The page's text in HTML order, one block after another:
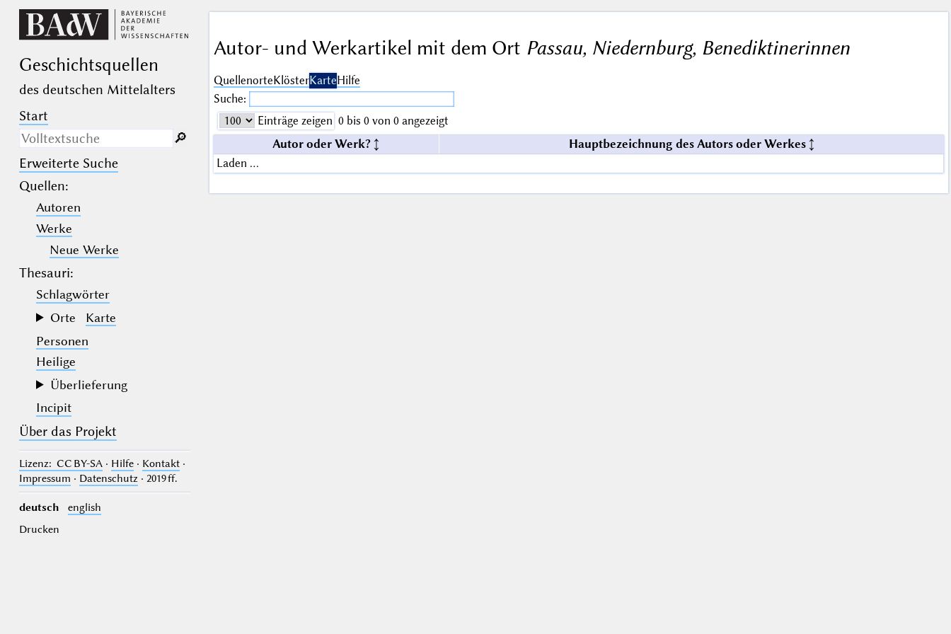
Geschichts­quellen
des deutschen Mittelalters
Start
Nur in Beschreibungs­texten
suchen
(der Unterstrich) ist Platzhalter für
genau ein Zeichen.
(das Prozentzeichen) ist Platzhalter
für kein, ein oder mehr als ein
Zeichen.
🔎︎
Erweiterte Suche
Quellen:
Autoren
Werke
Neue Werke
Thesauri:
Schlagwörter
Orte
Karte
Personen
Heilige
Überlieferung
Incipit
Über das Projekt
Lizenz: CC BY-SA· Hilfe· Kontakt·
Impressum · Datenschutz· 2019 ff.
deutsch
english
Drucken
Autor- und Werkartikel mit dem Ort Passau, Niedernburg, Benediktinerinnen
QuellenorteKlösterKarteHilfe
Suche:
Einträge zeigen 0 bis 0 von 0 angezeigt
Autor oder Werk?
Hauptbezeichnung des Autors oder Werkes
Laden …